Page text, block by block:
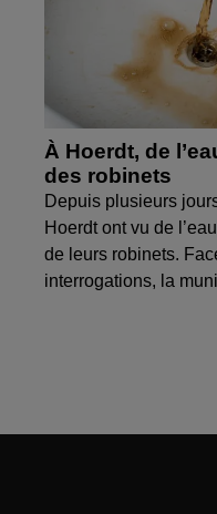
À Hoerdt, de
des robinets
Depuis plusieurs
Hoerdt ont vu de
de leurs robinets.
interrogations, la